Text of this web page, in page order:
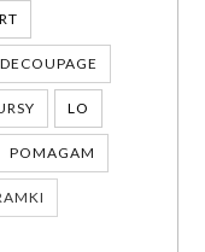
DECOUPAGE
LO
POMAGAM